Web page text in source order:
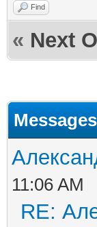
Find
« Next
11:06 AM
RE: